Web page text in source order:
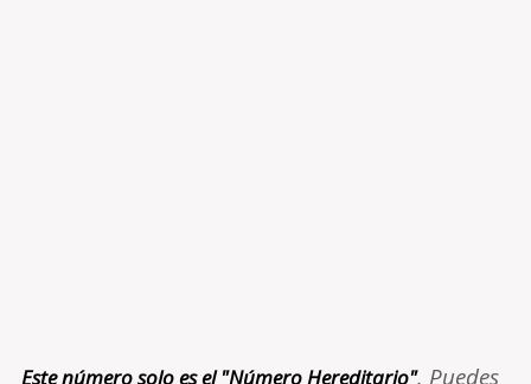
Este número solo es el "Número Hereditario". Puedes